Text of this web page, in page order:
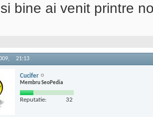
bine ai venit printre
21:13
Cucifer
Membru SeoPedia
Reputatie: 32